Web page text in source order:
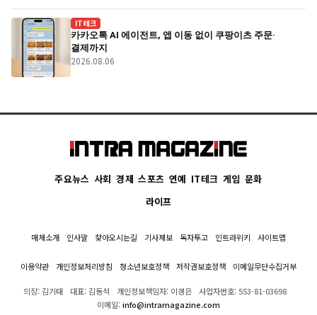
IT테크
카카오톡 AI 에이전트, 앱 이동 없이 쿠팡이츠 주문·
결제까지
2026.08.06
주요뉴스 사회 경제 스포츠 연예 IT테크 게임 문화
라이프
매체소개 인사말 찾아오시는길 기사제보 독자투고 인트라위키 사이트맵
이용약관 개인정보처리방침 청소년보호정책 저작권보호정책 이메일무단수집거부
의장: 김기태 대표: 김동석 개인정보책임자: 이경은
사업자번호: 553-81-03698
이메일:info@intramagazine.com